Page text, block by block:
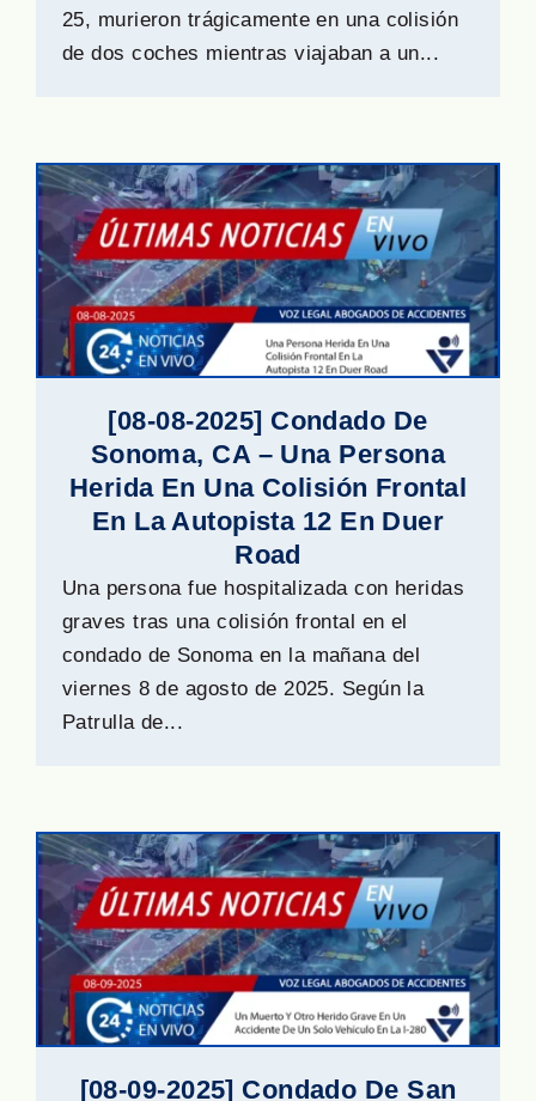
25, murieron trágicamente en una colisión
de dos coches mientras viajaban a un...
[08-08-2025] Condado De
Sonoma, CA – Una Persona
Herida En Una Colisión Frontal
En La Autopista 12 En Duer
Road
Una persona fue hospitalizada con heridas
graves tras una colisión frontal en el
condado de Sonoma en la mañana del
viernes 8 de agosto de 2025. Según la
Patrulla de...
[08-09-2025] Condado De San